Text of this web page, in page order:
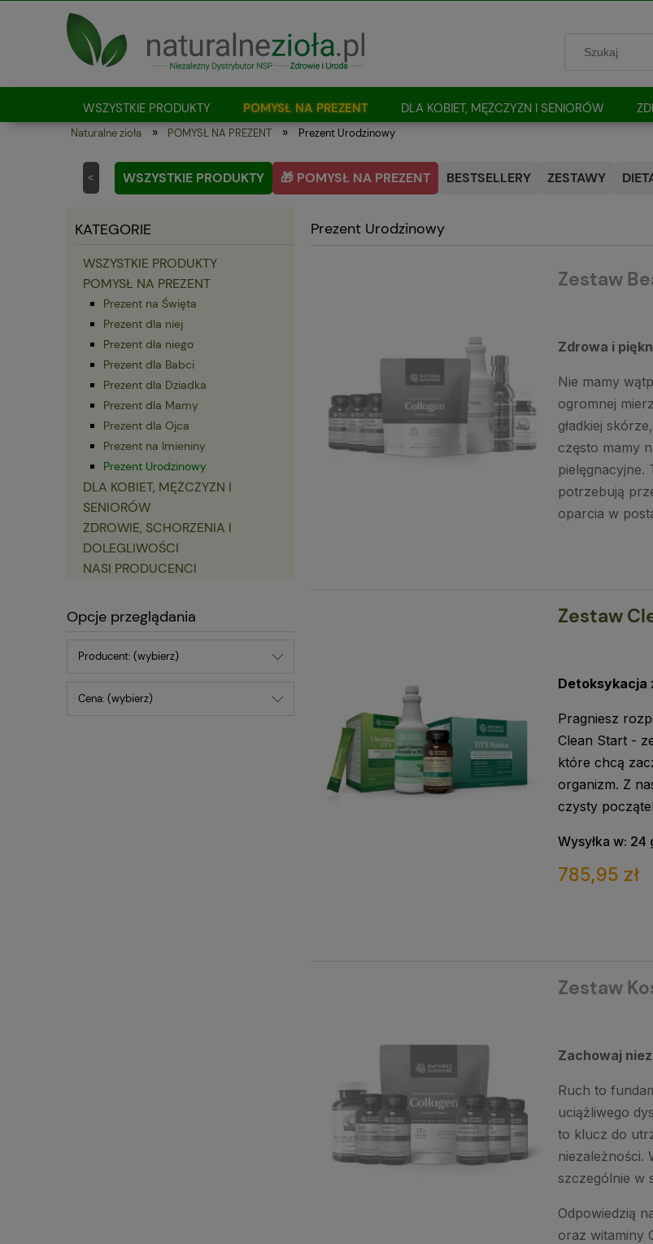
WSZYSTKIE PRODUKTY POMYSŁ NA PREZENT DLA KOBIET, MĘŻCZYZN I SENIORÓW
Jak kupować?
Naturalne zioła » POMYSŁ NA PREZENT » Prezent Urodzinowy
WSZYSTKIE PRODUKTY 🎁 POMYSŁ NA PREZENT BESTSELLERY ZESTAWY
<
KATEGORIE
WSZYSTKIE PRODUKTY
POMYSŁ NA PREZENT
Prezent na Święta
Prezent dla niej
Prezent dla niego
Prezent dla Babci
Prezent dla Dziadka
Prezent dla Mamy
Prezent dla Ojca
Prezent na Imieniny
Prezent Urodzinowy
DLA KOBIET, MĘŻCZYZN I
SENIORÓW
ZDROWIE, SCHORZENIA I
DOLEGLIWOŚCI
NASI PRODUCENCI
Opcje przeglądania
Producent: (wybierz)
Cena: (wybierz)
Prezent Urodzinowy
Zestaw
Zdrowa i
Nie mamy
ogromnej
gładkiej
często mamy
pielęgnacyjne.
potrzebują
oparcia w
Zestaw
Detoksykacja
Pragniesz
Clean Start -
które chcą
organizm. Z
czysty
Wysyłka w: 24
785,95 zł
Zestaw
Zachowaj
Ruch to
uciążliwego
to klucz do
niezależności.
szczególnie w
Odpowiedzią
oraz witaminy